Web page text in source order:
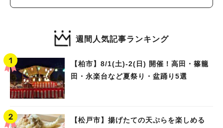
週間人気記事ランキング
【柏市】8/1(土)‐2(日) 開催！高田・篠籠
田・永楽台など夏祭り・盆踊り5選
【松戸市】揚げたての天ぷらを楽しめる